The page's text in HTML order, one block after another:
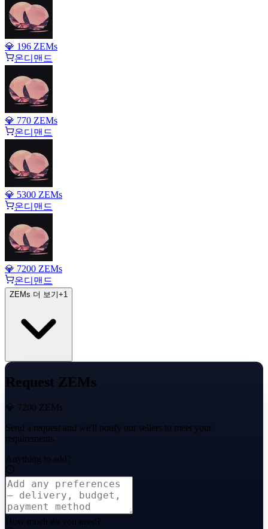
💎 196 ZEMs
온디맨드
💎 770 ZEMs
온디맨드
💎 5300 ZEMs
온디맨드
💎 7200 ZEMs
온디맨드
ZEMs 더 보기+1
Request ZEMs
💎 7200 ZEMs
Send a request and we'll notify our sellers to meet your
requirements.
Anything to add?
How much do you need?